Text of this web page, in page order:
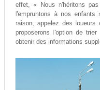
effet, « Nous n'héritons
l'empruntons à nos
raison, appelez des loueurs
proposerons l'option de
obtenir des informations